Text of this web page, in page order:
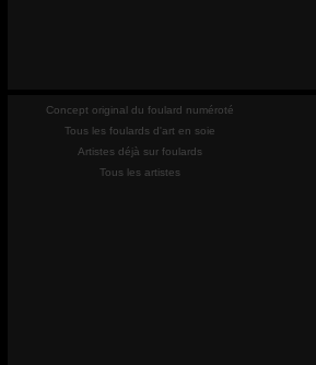
Concept original du foulard numéroté
Tous les foulards d'art en soie
Artistes déjà sur foulards
Tous les artistes